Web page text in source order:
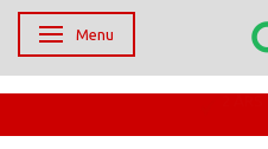
Skifte navigation
Menu